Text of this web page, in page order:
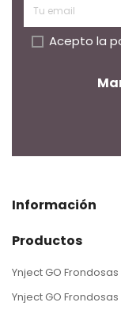
Acepto la
Información
Productos
Ynject GO Frondosas
Ynject GO Frondosas